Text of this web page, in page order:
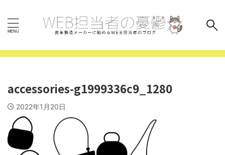
accessories-g1999336c9_1280
2022年1月20日